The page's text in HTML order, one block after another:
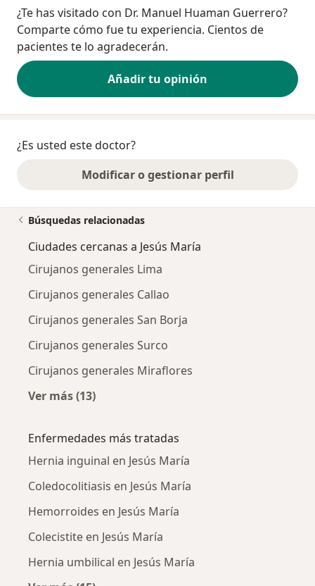
¿Te has visitado con Dr. Manuel Huaman Guerrero?
Comparte cómo fue tu experiencia. Cientos de
pacientes te lo agradecerán.
Añadir tu opinión
¿Es usted este doctor?
Modificar o gestionar perfil
Búsquedas relacionadas
Ciudades cercanas a Jesús María
Cirujanos generales Lima
Cirujanos generales Callao
Cirujanos generales San Borja
Cirujanos generales Surco
Cirujanos generales Miraflores
Ver más (13)
Enfermedades más tratadas
Hernia inguinal en Jesús María
Coledocolitiasis en Jesús María
Hemorroides en Jesús María
Colecistite en Jesús María
Hernia umbilical en Jesús María